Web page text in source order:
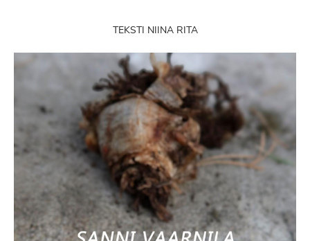
TEKSTI NIINA RITA